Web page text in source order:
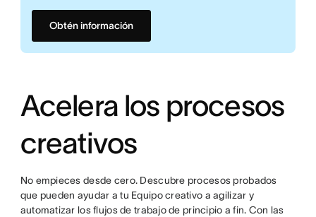
Obtén información
Acelera los procesos
creativos
No empieces desde cero. Descubre procesos probados
que pueden ayudar a tu Equipo creativo a agilizar y
automatizar los flujos de trabajo de principio a fin. Con las